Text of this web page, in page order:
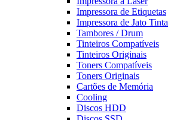
Impressora de Etiquetas
Impressora de Jato Tinta
Tambores / Drum
Tinteiros Compatíveis
Tinteiros Originais
Toners Compatíveis
Toners Originais
Cartões de Memória
Cooling
Discos HDD